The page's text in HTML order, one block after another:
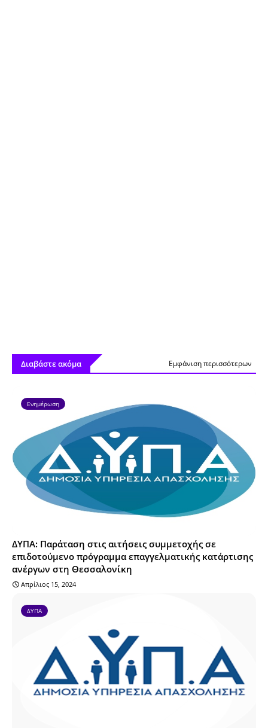
Διαβάστε ακόμα Εμφάνιση περισσότερων
Ενημέρωση
ΔΥΠΑ: Παράταση στις αιτήσεις συμμετοχής σε
επιδοτούμενο πρόγραμμα επαγγελματικής κατάρτισης
ανέργων στη Θεσσαλονίκη
Απρίλιος 15, 2024
ΔΥΠΑ